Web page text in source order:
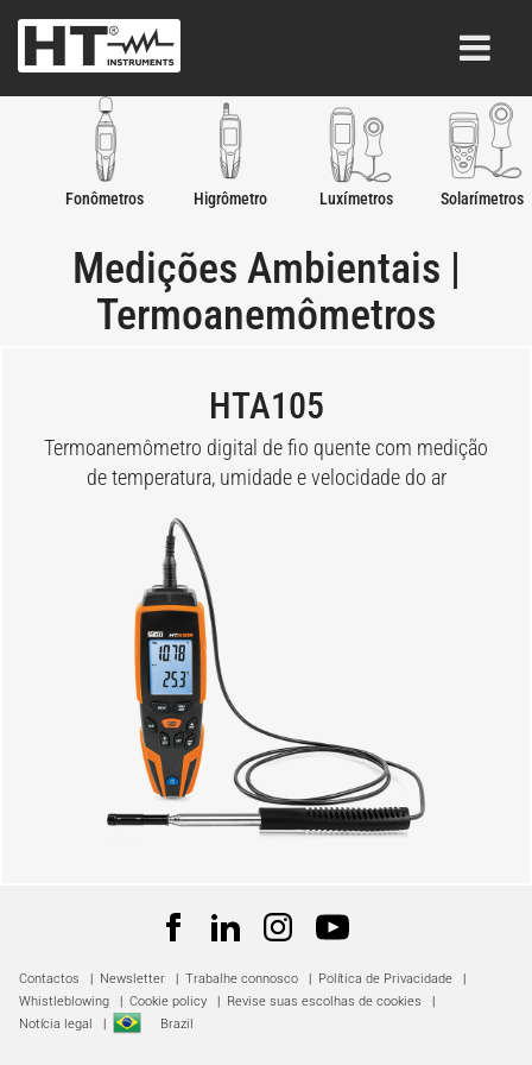
Fonômetros Higrômetro Luxímetros Solarímetros
Medições Ambientais |
Termoanemômetros
HTA105
Termoanemômetro digital de fio quente com medição
de temperatura, umidade e velocidade do ar
Contactos | Newsletter | Trabalhe connosco | Política de Privacidade
|
Whistleblowing
| Cookie policy | Revise suas escolhas de cookies
|
Notícia legal
| Brazil